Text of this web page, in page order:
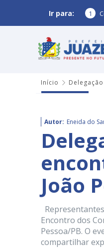
Ir para: 1
Início
Autor: Eneida do
João
Encontro dos
Pessoa/PB. O
compartilhar